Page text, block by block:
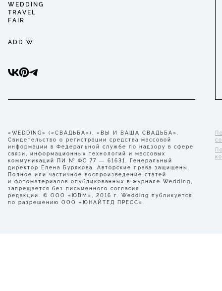
WEDDING
TRAVEL
FAIR
ADD W
«WEDDING» («СВАДЬБА»), «ВЫ И ВАША СВАДЬБА».
Свидетельство о регистрации средства массовой
информации в Федеральной службе по надзору в сфере
связи, информационных технологий и массовых
коммуникаций ПИ № ФС 77 — 61631. Генеральный
директор Елена Бурякова. Авторские права защищены.
Полное или частичное воспроизведение статей
и фотоматериалов опубликованных в журнале Wedding,
запрещается без письменного согласия
редакции. © ООО «ЮВМ», 2016 г. Wedding публикуется
по разрешению ООО «ЮНАЙТЕД ПРЕСС».